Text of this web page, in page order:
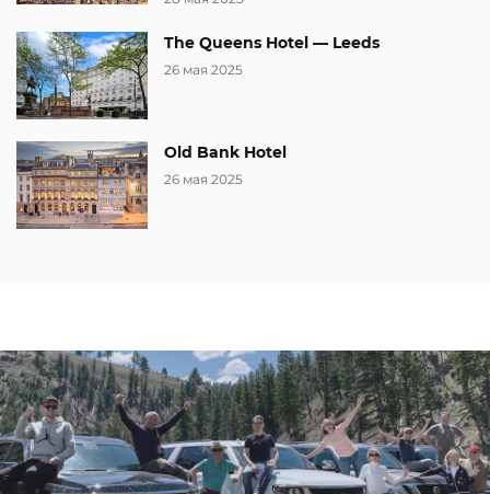
The Queens Hotel — Leeds
26 мая 2025
Old Bank Hotel
26 мая 2025